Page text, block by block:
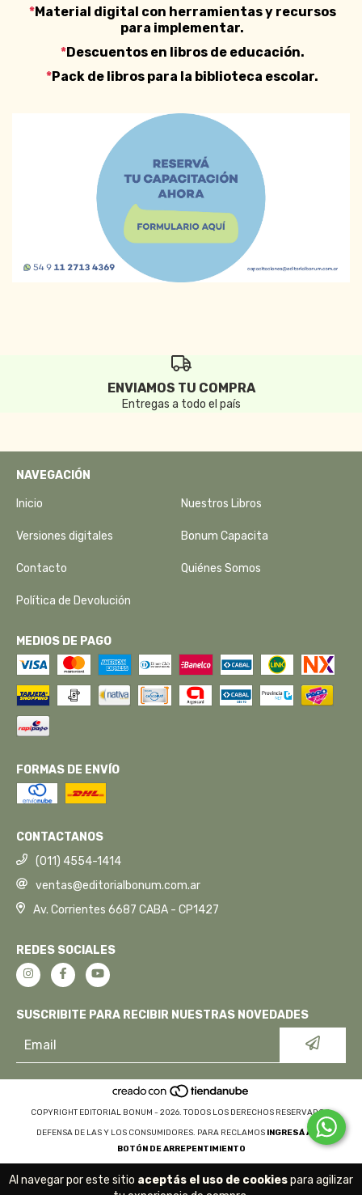
Al navegar por este sitio aceptás el uso de cookiespara agilizar
*Material digital con herramientas y recursos
para implementar.
*Descuentos en libros de educación.
*Pack de libros para la biblioteca escolar.
ENVIAMOS TU COMPRA
Entregas a todo el país
NAVEGACIÓN
Inicio Nuestros Libros
Versiones digitales Bonum Capacita
Contacto Quiénes Somos
Política de Devolución
MEDIOS DE PAGO
FORMAS DE ENVÍO
CONTACTANOS
(011) 4554-1414
ventas@editorialbonum.com.ar
Av. Corrientes 6687 CABA - CP1427
REDES SOCIALES
SUSCRIBITE PARA RECIBIR NUESTRAS NOVEDADES
COPYRIGHT EDITORIAL BONUM - 2026. TODOS LOS DERECHOS RESERVADOS.
DEFENSA DE LAS Y LOS CONSUMIDORES. PARA RECLAMOS INGRESÁ ACÁ.
BOTÓN DE ARREPENTIMIENTO